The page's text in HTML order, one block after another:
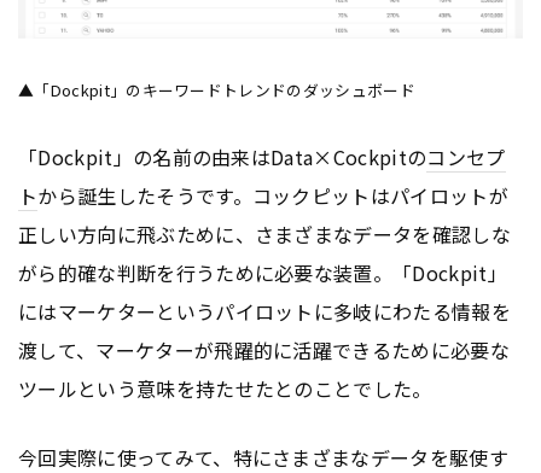
▲「Dockpit」のキーワードトレンドのダッシュボード
「Dockpit」の名前の由来はData×Cockpitのコンセプ
トから誕生したそうです。コックピットはパイロットが
正しい方向に飛ぶために、さまざまなデータを確認しな
がら的確な判断を行うために必要な装置。「Dockpit」
にはマーケターというパイロットに多岐にわたる情報を
渡して、マーケターが飛躍的に活躍できるために必要な
ツールという意味を持たせたとのことでした。
今回実際に使ってみて、特にさまざまなデータを駆使す